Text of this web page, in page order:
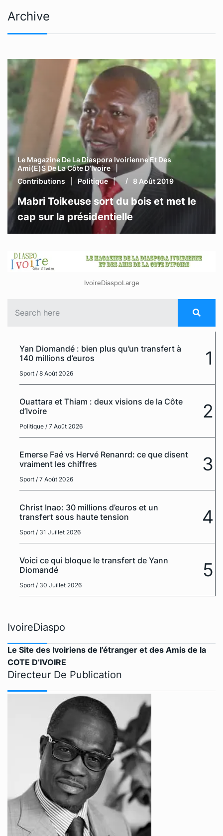
Archive
Le Magazine De La Diaspora Ivoirienne Et Des
Ami(e)s De La Côte D’Ivoire
Contributions
Politique 8 Août 2019
Mabri Toikeuse sort du bois et met le
cap sur la présidentielle
IvoireDiaspoLarge
Yan Diomandé : bien plus qu’un transfert à
140 millions d’euros
Sport / 8 Août 2026
1
Ouattara et Thiam : deux visions de la Côte
d’Ivoire
Politique / 7 Août 2026
2
Emerse Faé vs Hervé Renanrd: ce que disent
vraiment les chiffres
Sport / 7 Août 2026
3
Christ Inao: 30 millions d’euros et un
transfert sous haute tension
Sport / 31 Juillet 2026
4
Voici ce qui bloque le transfert de Yann
Diomandé
Sport / 30 Juillet 2026
5
IvoireDiaspo
Le Site des Ivoiriens de l’étranger et des Amis de la
COTE D’IVOIRE
Directeur De Publication